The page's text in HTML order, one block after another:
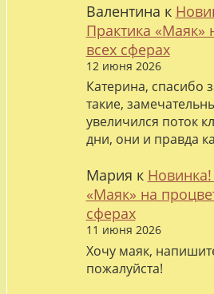
Валентина к
Практика «Маяк»
всех сферах
12 июня 2026
Катерина, спасибо
такие,
увеличился поток
дни, они и правда
Мария к
«Маяк» на
сферах
11 июня 2026
Хочу маяк,
пожалуйста!